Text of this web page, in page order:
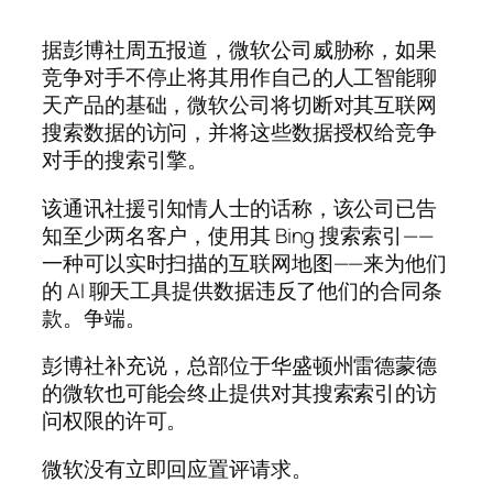
据彭博社周五报道，微软公司威胁称，如果
竞争对手不停止将其用作自己的人工智能聊
天产品的基础，微软公司将切断对其互联网
搜索数据的访问，并将这些数据授权给竞争
对手的搜索引擎。
该通讯社援引知情人士的话称，该公司已告
知至少两名客户，使用其 Bing 搜索索引——
一种可以实时扫描的互联网地图——来为他们
的 AI 聊天工具提供数据违反了他们的合同条
款。争端。
彭博社补充说，总部位于华盛顿州雷德蒙德
的微软也可能会终止提供对其搜索索引的访
问权限的许可。
微软没有立即回应置评请求。